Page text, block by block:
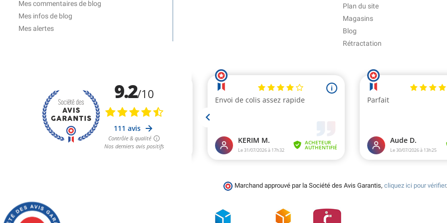
Mes commentaires de blog
Mes infos de blog
Mes alertes
Plan du site
Magasins
Blog
Rétractation
Marchand approuvé par la Société des Avis Garantis, cliquez ici pour vérifier.